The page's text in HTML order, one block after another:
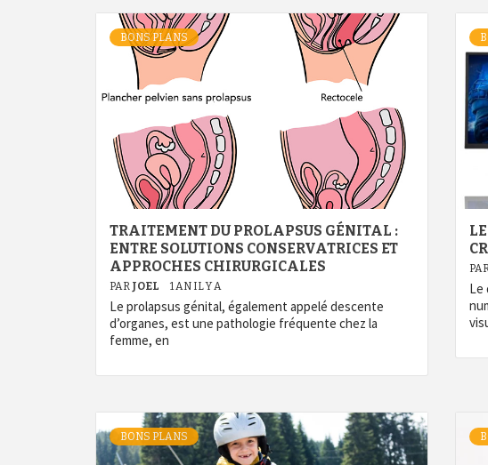
BONS PLANS
TRAITEMENT DU PROLAPSUS GÉNITAL :
ENTRE SOLUTIONS CONSERVATRICES ET
APPROCHES CHIRURGICALES
PAR JOEL 1 AN IL Y A
Le prolapsus génital, également appelé descente
d’organes, est une pathologie fréquente chez la
femme, en
Le
BONS PLANS